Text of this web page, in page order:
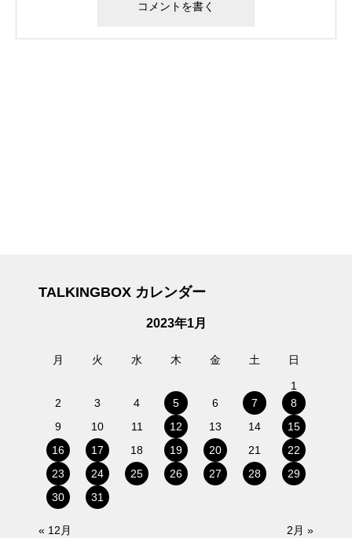
TALKINGBOX カレンダー
2023年1月
月 火 水 木 金 土 日
1
2
3 4 5 6 7
8
9
10 11 12 13 14
15
16
17 18 19 20 21
22
23
24 25 26 27 28
29
30
31
« 12月 2月 »